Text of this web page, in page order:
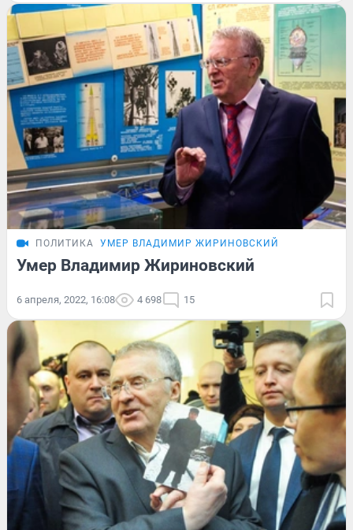
ПОЛИТИКА УМЕР ВЛАДИМИР ЖИРИНОВСКИЙ
Умер Владимир Жириновский
6 апреля, 2022, 16:08 4 698 15